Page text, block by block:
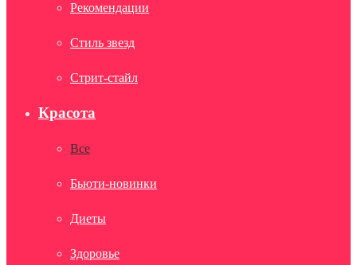
Рекомендации
Стиль звезд
Стрит-стайл
Красота
Все
Бьюти-новинки
Диеты
Здоровье